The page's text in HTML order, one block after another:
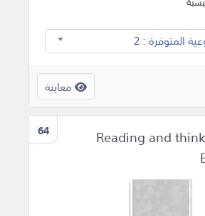
المتوفرة : 2
معاينة
64
Reading and